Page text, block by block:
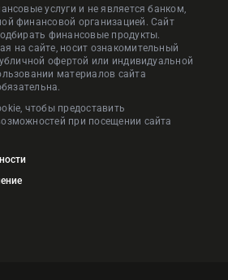
услуги и не является банком,
финансовой организацией. Сайт
финансовые продукты.
на сайте, носит ознакомительный
офертой или индивидуальной
материалов сайта
чтобы предоставить
при посещении сайта